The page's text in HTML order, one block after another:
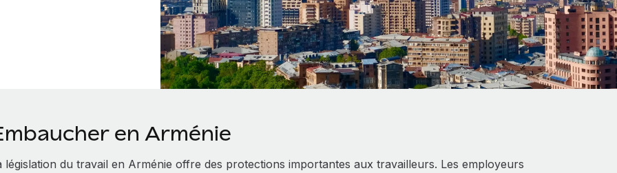
en Arménie
législation du travail en Arménie offre des protections importantes aux travailleurs. Les employeurs